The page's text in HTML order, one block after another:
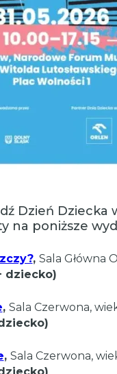
Dzień
na poniższe
, Sala Główna
dziecko)
, Sala Czerwona,
, Sala Czerwona,